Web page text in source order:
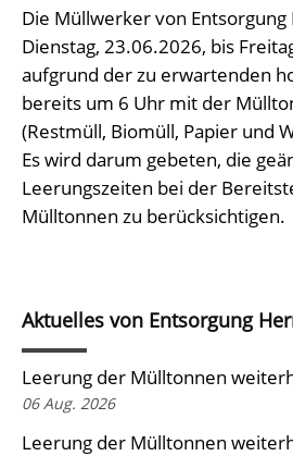
Die Müllwerker von
Dienstag, 23.06.2026, bis
aufgrund der zu erwartenden
bereits um 6 Uhr mit der
(Restmüll, Biomüll, Papier und
Es wird darum gebeten, die
Leerungszeiten bei der
Mülltonnen zu berücksichtigen.
Aktuelles von Entsorgung
Leerung der Mülltonnen
06 Aug. 2026
Leerung der Mülltonnen